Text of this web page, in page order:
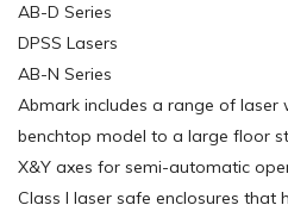
AB-D Series
DPSS Lasers
AB-N Series
Abmark includes a range of
benchtop model to a large floor
X&Y axes for semi-automatic
Class I laser safe enclosures that